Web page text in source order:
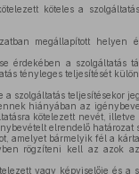
köteles a
megállapított helyen
érdekében a szolgáltatás
tényleges teljesítését
a szolgáltatás teljesítésekor
hiányában az
kötelezett nevét,
elrendelő
amelyet bármelyik fél a
rögzíteni kell az azok
vagy képviselője és a